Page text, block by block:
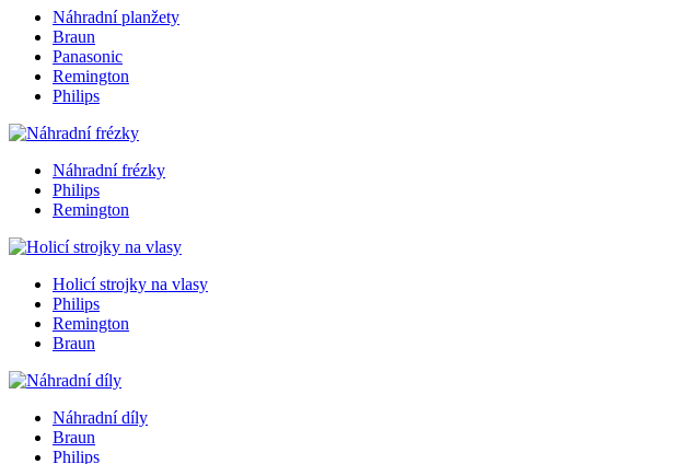
Náhradní planžety
Braun
Panasonic
Remington
Philips
Náhradní frézky
Philips
Remington
Holicí strojky na vlasy
Philips
Remington
Braun
Náhradní díly
Braun
Philips